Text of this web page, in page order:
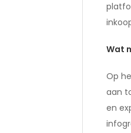
Wat
Op
aan
en